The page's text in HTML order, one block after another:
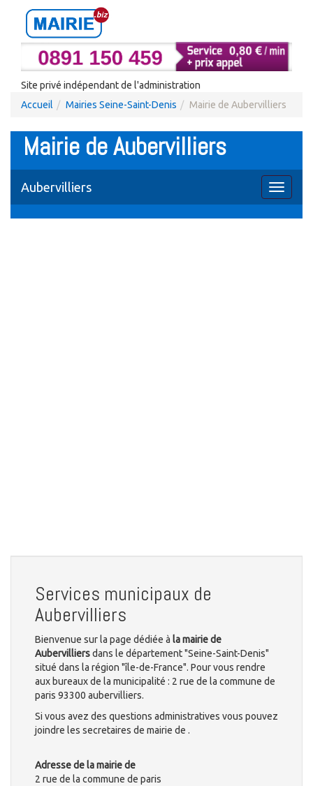
Site privé indépendant de l'administration
Accueil
Mairies Seine-Saint-Denis Mairie de Aubervilliers
Mairie de Aubervilliers
Toggle
Aubervilliers
Services municipaux de
Aubervilliers
Bienvenue sur la page dédiée à la mairie de
Aubervilliersdans le département "Seine-Saint-Denis"
situé dans la région "île-de-France". Pour vous rendre
aux bureaux de la municipalité : 2 rue de la commune de
paris 93300 aubervilliers.
Si vous avez des questions administratives vous pouvez
joindre les secretaires de mairie de .
Adresse de la mairie de
2 rue de la commune de paris